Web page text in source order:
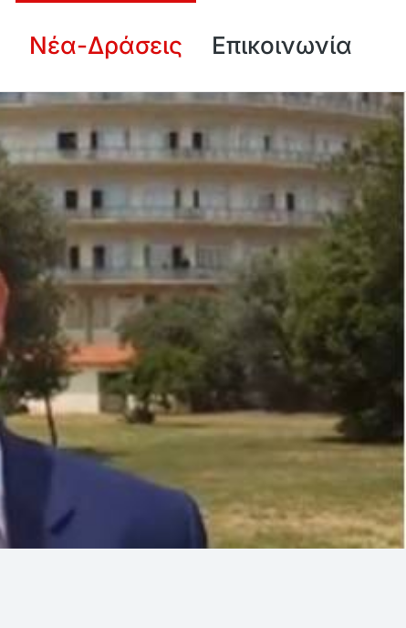
Νέα-Δράσεις Επικοινωνία